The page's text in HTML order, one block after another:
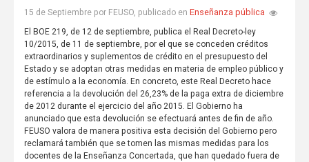
15 de Septiembre por FEUSO, publicado en Enseñanza pública
El BOE 219, de 12 de septiembre, publica el Real Decreto-ley
10/2015, de 11 de septiembre, por el que se conceden créditos
extraordinarios y suplementos de crédito en el presupuesto del
Estado y se adoptan otras medidas en materia de empleo público y
de estímulo a la economía. En concreto, este Real Decreto hace
referencia a la devolución del 26,23% de la paga extra de diciembre
de 2012 durante el ejercicio del año 2015. El Gobierno ha
anunciado que esta devolución se efectuará antes de fin de año.
FEUSO valora de manera positiva esta decisión del Gobierno pero
reclamará también que se tomen las mismas medidas para los
docentes de la Enseñanza Concertada, que han quedado fuera de